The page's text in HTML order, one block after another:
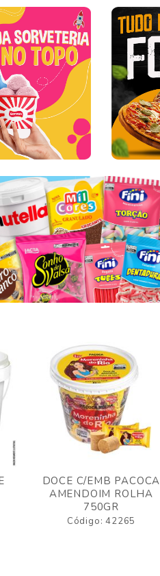
DOCE C/EMB PACOCA
AMENDOIM ROLHA
750GR
Código: 42265